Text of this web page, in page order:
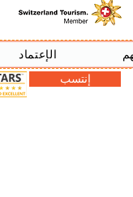
الإعتماد
إنتسب